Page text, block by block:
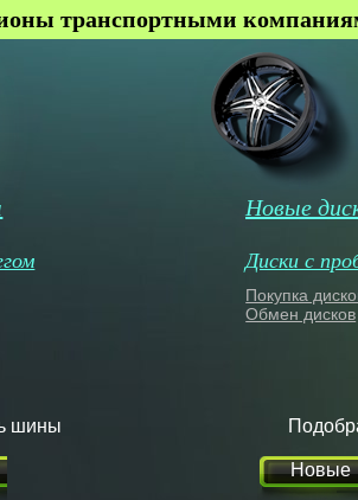
транспортными
Новые
Диски с
Покупка
Обмен дисков
шины
Новые